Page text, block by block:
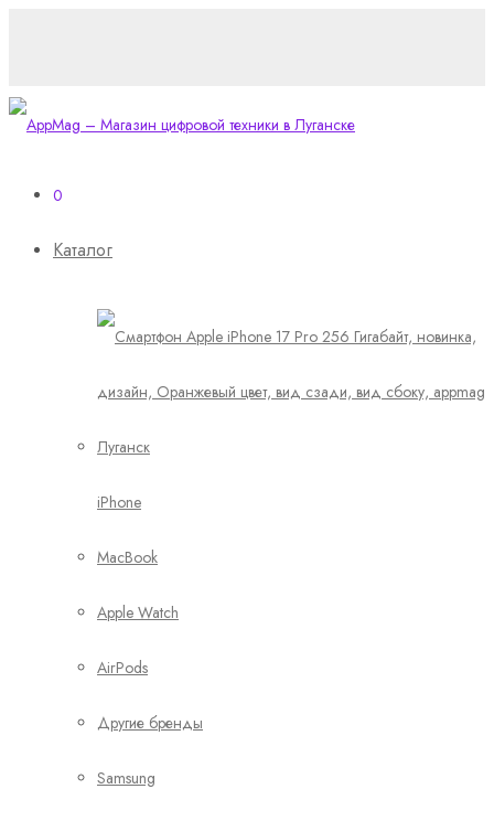
0
Каталог
iPhone
MacBook
Apple Watch
AirPods
Другие бренды
Samsung